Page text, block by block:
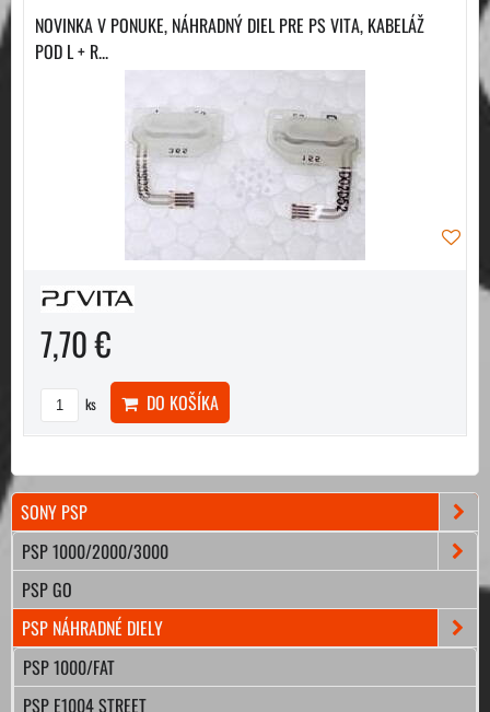
NOVINKA V PONUKE, NÁHRADNÝ DIEL PRE PS VITA, KABELÁŽ
POD L + R...
7,70 €
ks DO KOŠÍKA
SONY PSP
PSP 1000/2000/3000
PSP GO
PSP NÁHRADNÉ DIELY
PSP 1000/FAT
PSP E1004 STREET